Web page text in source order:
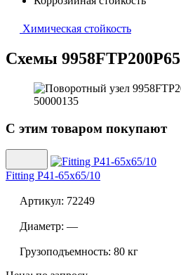
Химическая стойкость
Схемы 9958FTP200P65
С этим товаром покупают
Fitting P41-65x65/10
Артикул: 72249
Диаметр: —
Грузоподъемность: 80 кг